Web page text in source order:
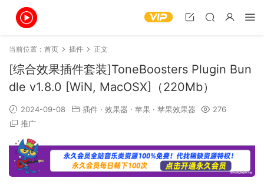
当前位置： 首页 插件 正文
[综合效果插件套装]ToneBoosters Plugin Bun
dle v1.8.0 [WiN, MacOSX]（220Mb）
2024-09-08 插件 · 效果器 · 苹果 · 苹果效果器
276
推广